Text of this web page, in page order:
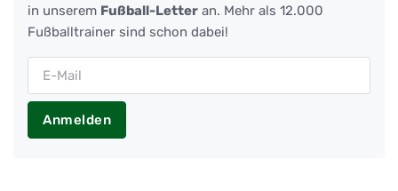
in unserem Fußball-Letter an. Mehr als 12.000
Fußballtrainer sind schon dabei!
Anmelden